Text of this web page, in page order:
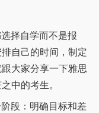
择自学而不是报
自己的时间，制定
大家分享一下雅思
中的考生。
段：明确目标和差